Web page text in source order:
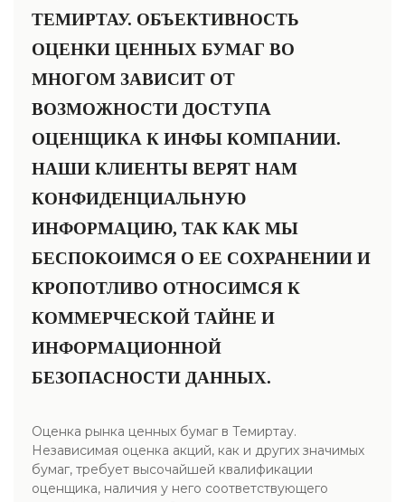
ТЕМИРТАУ. ОБЪЕКТИВНОСТЬ
ОЦЕНКИ ЦЕННЫХ БУМАГ ВО
МНОГОМ ЗАВИСИТ ОТ
ВОЗМОЖНОСТИ ДОСТУПА
ОЦЕНЩИКА К ИНФЫ КОМПАНИИ.
НАШИ КЛИЕНТЫ ВЕРЯТ НАМ
КОНФИДЕНЦИАЛЬНУЮ
ИНФОРМАЦИЮ, ТАК КАК МЫ
БЕСПОКОИМСЯ О ЕЕ СОХРАНЕНИИ И
КРОПОТЛИВО ОТНОСИМСЯ К
КОММЕРЧЕСКОЙ ТАЙНЕ И
ИНФОРМАЦИОННОЙ
БЕЗОПАСНОСТИ ДАННЫХ.
Оценка рынка ценных бумаг в Темиртау.
Независимая оценка акций, как и других значимых
бумаг, требует высочайшей квалификации
оценщика, наличия у него соответствующего